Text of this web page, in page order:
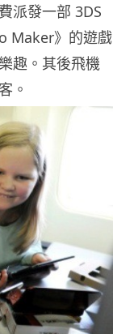
派發一部 3DS
Maker》的遊戲
趣。其後飛機
。